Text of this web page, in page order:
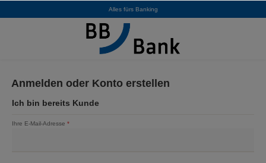
Alles fürs Banking
Anmelden oder Konto erstellen
Ich bin bereits Kunde
Ihre E-Mail-Adresse *